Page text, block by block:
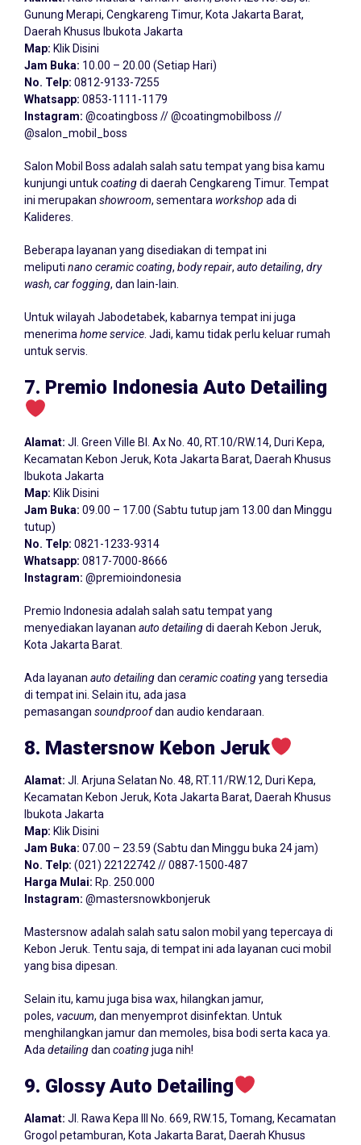
Gunung Merapi, Cengkareng Timur, Kota Jakarta Barat,
Daerah Khusus Ibukota Jakarta
Map: Klik Disini
Jam Buka: 10.00 – 20.00 (Setiap Hari)
No. Telp: 0812-9133-7255
Whatsapp: 0853-1111-1179
Instagram: @coatingboss // @coatingmobilboss //
@salon_mobil_boss
Salon Mobil Boss adalah salah satu tempat yang bisa kamu
kunjungi untukcoatingdi daerah Cengkareng Timur. Tempat
ini merupakan showroom, sementara workshop ada di
Kalideres.
Beberapa layanan yang disediakan di tempat ini
meliputi nano ceramic coating, body repair, auto detailing, dry
wash, car fogging, dan lain-lain.
Untuk wilayah Jabodetabek, kabarnya tempat ini juga
menerima home service . Jadi, kamu tidak perlu keluar rumah
untuk servis.
7. Premio Indonesia Auto Detailing
Alamat: Jl. Green Ville Bl. Ax No. 40, RT.10/RW.14, Duri Kepa,
Kecamatan Kebon Jeruk, Kota Jakarta Barat, Daerah Khusus
Ibukota Jakarta
Map: Klik Disini
Jam Buka: 09.00 – 17.00 (Sabtu tutup jam 13.00 dan Minggu
tutup)
No. Telp: 0821-1233-9314
Whatsapp: 0817-7000-8666
Instagram: @premioindonesia
Premio Indonesia adalah salah satu tempat yang
menyediakan layanan auto detailingdi daerah Kebon Jeruk,
Kota Jakarta Barat.
Ada layanan auto detailingdan ceramic coatingyang tersedia
di tempat ini. Selain itu, ada jasa
pemasangan soundproofdan audio kendaraan.
8. Mastersnow Kebon Jeruk
Alamat: Jl. Arjuna Selatan No. 48, RT.11/RW.12, Duri Kepa,
Kecamatan Kebon Jeruk, Kota Jakarta Barat, Daerah Khusus
Ibukota Jakarta
Map: Klik Disini
Jam Buka: 07.00 – 23.59 (Sabtu dan Minggu buka 24 jam)
No. Telp: (021) 22122742 // 0887-1500-487
Harga Mulai: Rp. 250.000
Instagram: @mastersnowkbonjeruk
Mastersnow adalah salah satu salon mobil yang tepercaya di
Kebon Jeruk. Tentu saja, di tempat ini ada layanan cuci mobil
yang bisa dipesan.
Selain itu, kamu juga bisa wax, hilangkan jamur,
poles, vacuum, dan menyemprot disinfektan. Untuk
menghilangkan jamur dan memoles, bisa bodi serta kaca ya.
Ada detailingdan coatingjuga nih!
9. Glossy Auto Detailing
Alamat: Jl. Rawa Kepa III No. 669, RW.15, Tomang, Kecamatan
Grogol petamburan, Kota Jakarta Barat, Daerah Khusus